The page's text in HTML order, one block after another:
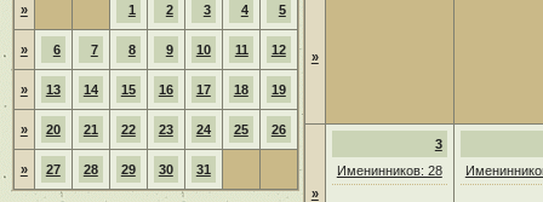
» 1 2 3 4 5
» 6 7 8 9 10 11 12
» 13 14 15 16 17 18 19
» 20 21 22 23 24 25 26
» 27 28 29 30 31
»
»
3
Именинников: 28